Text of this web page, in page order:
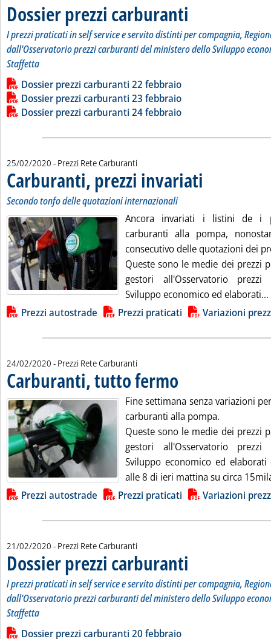
Dossier prezzi carburanti
I prezzi praticati in self service e servito distinti per compagnia,
dall'Osservatorio prezzi carburanti del ministero dello Sviluppo
Staffetta
Leggi tutta la notizia: 'Dossier prezzi carburanti'
Lista allegati PDF alla notizia
Dossier prezzi carburanti 22 febbraio
Dossier prezzi carburanti 23 febbraio
Dossier prezzi carburanti 24 febbraio
25/02/2020 - Prezzi Rete Carburanti
Carburanti, prezzi invariati
Secondo tonfo delle quotazioni internazionali
Ancora invariati i listini de i
carburanti alla pompa,
consecutivo delle quotazioni dei
Queste sono le medie dei prezzi
gestori all'Osservatorio
Sviluppo economico ed elaborati...
Lista allegati PDF alla notizia
Prezzi autostrade Prezzi praticati Variazioni
24/02/2020 - Prezzi Rete Carburanti
Carburanti, tutto fermo
Fine settimana senza variazioni
carburanti alla pompa.
Queste sono le medie dei prezzi
gestori all'Osservatorio
Sviluppo economico ed
alle 8 di ieri mattina su circa
Lista allegati PDF alla notizia
Prezzi autostrade Prezzi praticati Variazioni
21/02/2020 - Prezzi Rete Carburanti
Dossier prezzi carburanti
I prezzi praticati in self service e servito distinti per compagnia,
dall'Osservatorio prezzi carburanti del ministero dello Sviluppo
Staffetta
Leggi tutta la notizia: 'Dossier prezzi carburanti'
Lista allegati PDF alla notizia
Dossier prezzi carburanti 20 febbraio